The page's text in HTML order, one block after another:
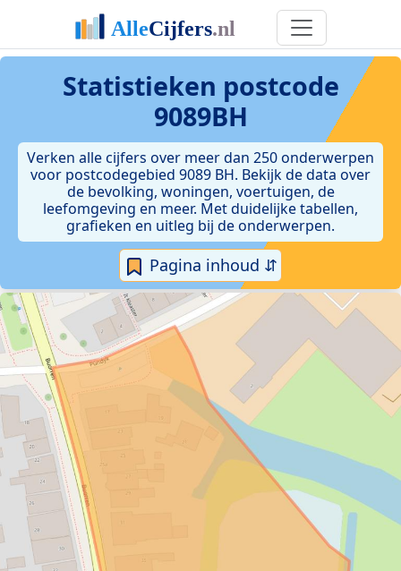
Statistieken postcode
9089BH
Verken alle cijfers over meer dan 250 onderwerpen
voor postcodegebied 9089 BH. Bekijk de data over
de bevolking, woningen, voertuigen, de
leefomgeving en meer. Met duidelijke tabellen,
grafieken en uitleg bij de onderwerpen.
Pagina inhoud ⇵